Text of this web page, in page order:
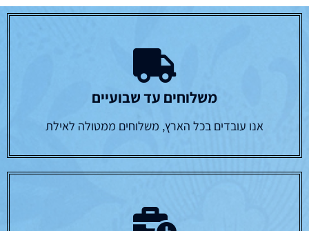
משלוחים עד שבועיים
אנו עובדים בכל הארץ, משלוחים ממטולה לאילת